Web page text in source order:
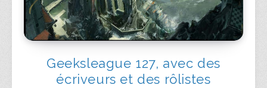
Geeksleague 127, avec des
écriveurs et des rôlistes